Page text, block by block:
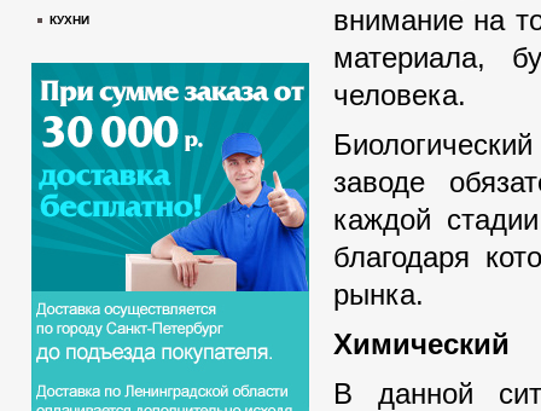
внимание на
материала,
человека.
заводе
каждой
благодаря
рынка.
Химический
В данной
КУХНИ